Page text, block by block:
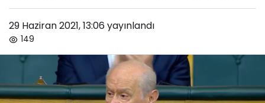
29 Haziran 2021, 13:06yayınlandı
149